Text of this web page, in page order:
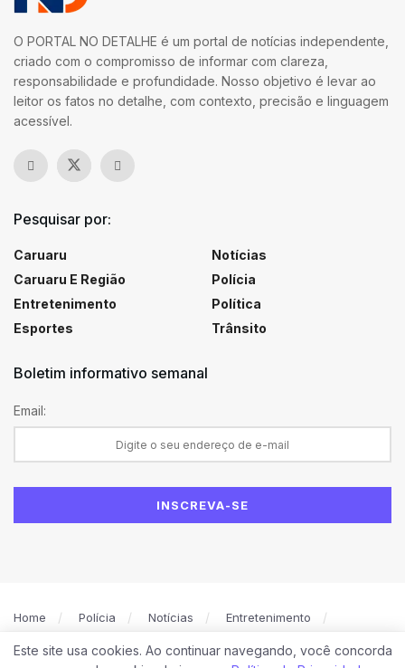
O PORTAL NO DETALHE é um portal de notícias independente,
criado com o compromisso de informar com clareza,
responsabilidade e profundidade. Nosso objetivo é levar ao
leitor os fatos no detalhe, com contexto, precisão e linguagem
acessível.
Pesquisar por:
Caruaru
Caruaru E Região
Entretenimento
Esportes
Notícias
Polícia
Política
Trânsito
Boletim informativo semanal
Email:
Home Polícia Notícias
Entretenimento
Política de Privacidade
Contato
Este site usa cookies. Ao continuar navegando, você concorda